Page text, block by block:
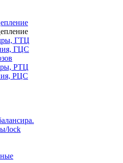
ГТЦ
ГЦС
РТЦ
РЦС
lock